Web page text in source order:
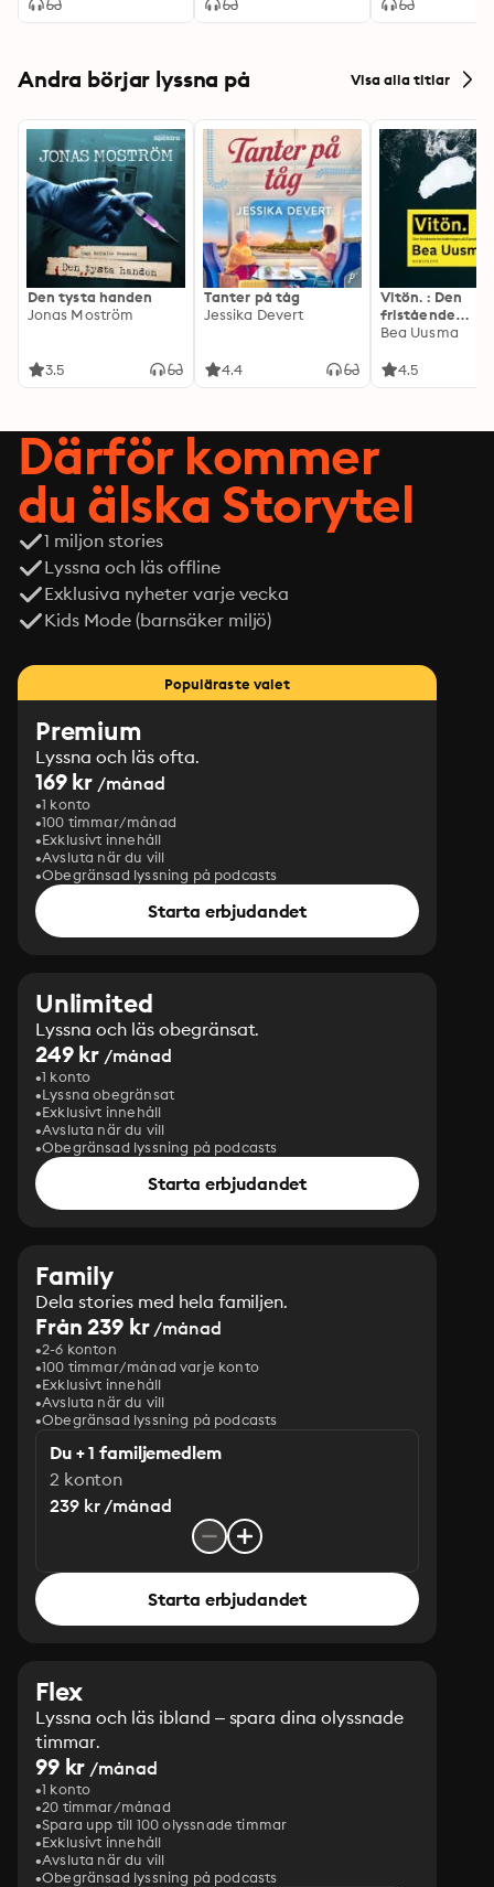
Andra börjar lyssna på Visa alla titlar
Den tysta handen
Jonas Moström
3.5
Tanter på tåg
Jessika Devert
4.4
Vitön. : Den
fristående
fortsättningen
Bea Uusma
4.5
Därför kommer
du älska Storytel
1 miljon stories
Lyssna och läs offline
Exklusiva nyheter varje vecka
Kids Mode (barnsäker miljö)
Populäraste valet
Premium
Lyssna och läs ofta.
169 kr /månad
1 konto
100 timmar/månad
Exklusivt innehåll
Avsluta när du vill
Obegränsad lyssning på podcasts
Starta erbjudandet
Unlimited
Lyssna och läs obegränsat.
249 kr /månad
1 konto
Lyssna obegränsat
Exklusivt innehåll
Avsluta när du vill
Obegränsad lyssning på podcasts
Starta erbjudandet
Family
Dela stories med hela familjen.
Från 239 kr/månad
2-6 konton
100 timmar/månad varje konto
Exklusivt innehåll
Avsluta när du vill
Obegränsad lyssning på podcasts
Du + 1 familjemedlem
2 konton
239 kr /månad
Starta erbjudandet
Flex
Lyssna och läs ibland – spara dina olyssnade
timmar.
99 kr /månad
1 konto
20 timmar/månad
Spara upp till 100 olyssnade timmar
Exklusivt innehåll
Avsluta när du vill
Obegränsad lyssning på podcasts